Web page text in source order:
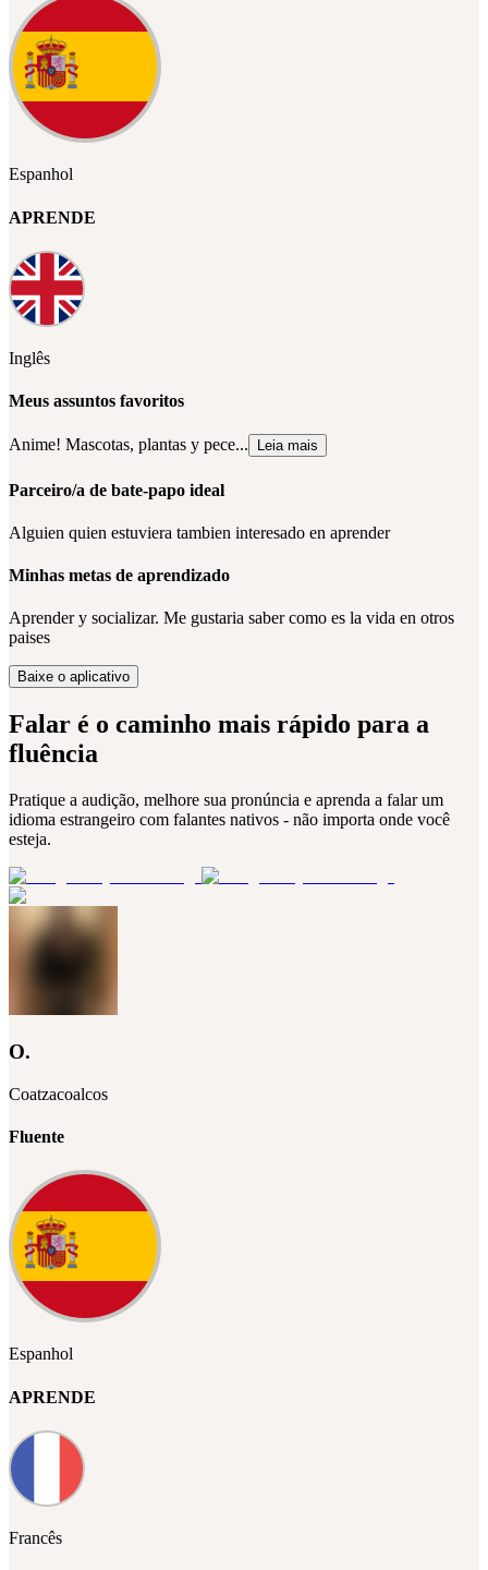
Espanhol
APRENDE
Inglês
Meus assuntos favoritos
Anime! Mascotas, plantas y pece... Leia mais
Parceiro/a de bate-papo ideal
Alguien quien estuviera tambien interesado en aprender
Minhas metas de aprendizado
Aprender y socializar. Me gustaria saber como es la vida en otros
paises
Baixe o aplicativo
Falar é o caminho mais rápido para a
fluência
Pratique a audição, melhore sua pronúncia e aprenda a falar um
idioma estrangeiro com falantes nativos - não importa onde você
esteja.
O.
Coatzacoalcos
Fluente
Espanhol
APRENDE
Francês